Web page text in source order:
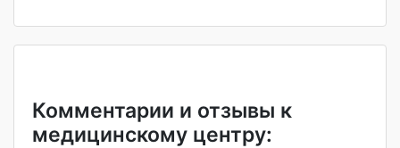
Комментарии и отзывы к
медицинскому центру: